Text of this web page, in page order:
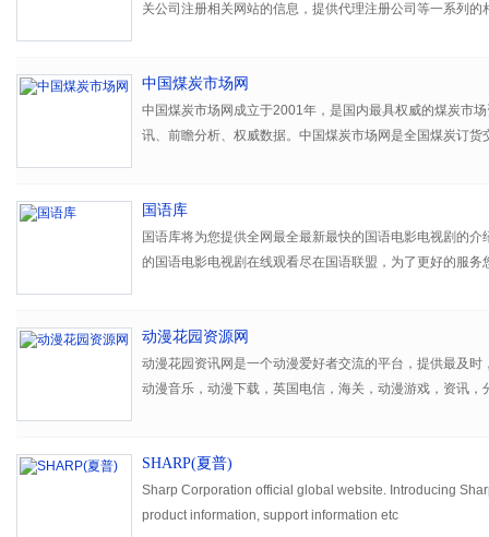
我们会做的更好，将游戏进行到底。
关公司注册相关网站的信息，提供代理注册公司等一系列的
中国煤炭市场网
中国煤炭市场网成立于2001年，是国内最具权威的煤炭市
讯、前瞻分析、权威数据。中国煤炭市场网是全国煤炭订货
国语库
国语库将为您提供全网最全最新最快的国语电影电视剧的介
的国语电影电视剧在线观看尽在国语联盟，为了更好的服务
动漫花园资源网
动漫花园资讯网是一个动漫爱好者交流的平台，提供最及时
动漫音乐，动漫下载，英国电信，海关，动漫游戏，资讯，
SHARP(夏普)
Sharp Corporation official global website. Introducing
product information, support information etc